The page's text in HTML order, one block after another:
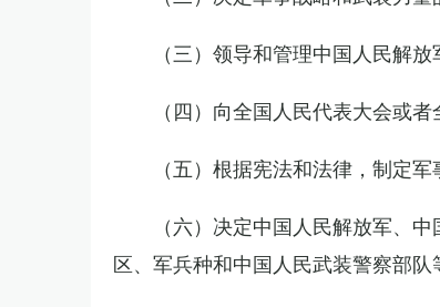
（三）领导和管理中国人民解
（四）向全国人民代表大会或
（五）根据宪法和法律，制定
（六）决定中国人民解放军、
区、军兵种和中国人民武装警察部队